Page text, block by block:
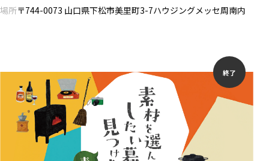
場所〒744-0073 山口県下松市美里町3-7ハウジングメッセ周南内
終了